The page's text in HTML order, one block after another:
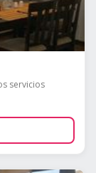
servicios